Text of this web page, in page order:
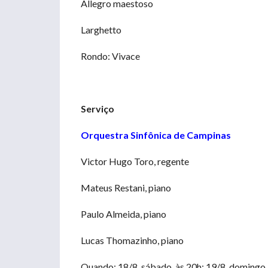
Allegro maestoso
Larghetto
Rondo: Vivace
Serviço
Orquestra Sinfônica de Campinas
Victor Hugo Toro, regente
Mateus Restani, piano
Paulo Almeida, piano
Lucas Thomazinho, piano